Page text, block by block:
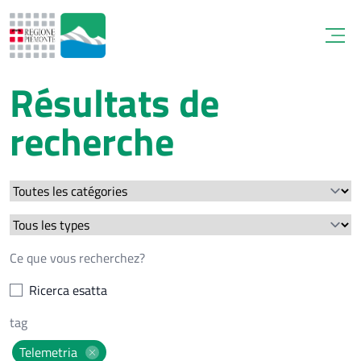
Résultats de
recherche
Ricerca esatta
Telemetria